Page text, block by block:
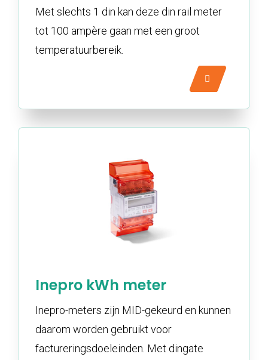
Met slechts 1 din kan deze din rail meter
tot 100 ampère gaan met een groot
temperatuurbereik.
Inepro kWh meter
Inepro-meters zijn MID-gekeurd en kunnen
daarom worden gebruikt voor
factureringsdoeleinden. Met dingate